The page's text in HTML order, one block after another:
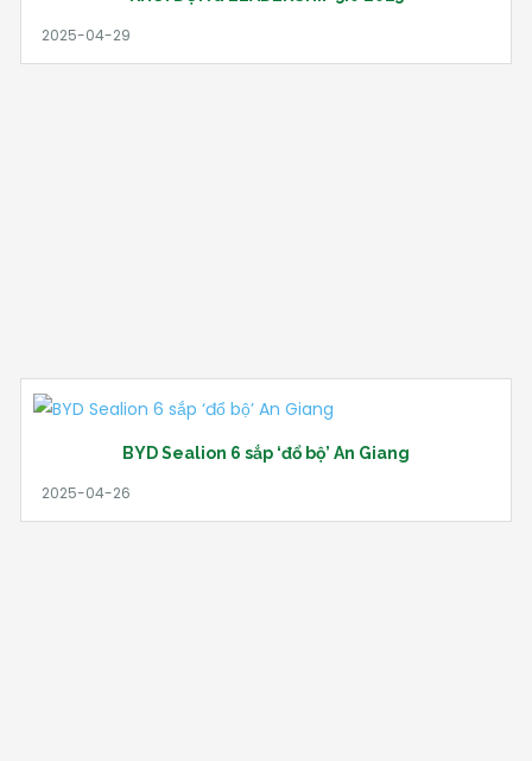
BYD Sealion 6 sắp ‘đổ bộ’ An Giang